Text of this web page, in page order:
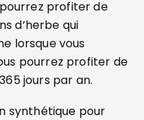
profiter de
d’herbe qui
lorsque vous
pourrez profiter de
jours par an.
synthétique pour